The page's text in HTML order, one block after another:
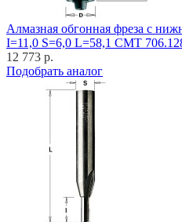
Алмазная обгонная фреза с
I=11,0 S=6,0 L=58,1 CMT
12 773 р.
Подобрать аналог